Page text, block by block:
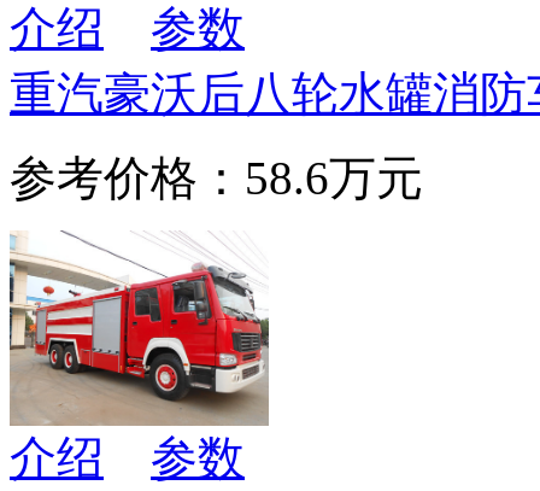
介绍
参数
重汽豪沃后八轮水罐消防
参考价格：58.6万元
介绍
参数